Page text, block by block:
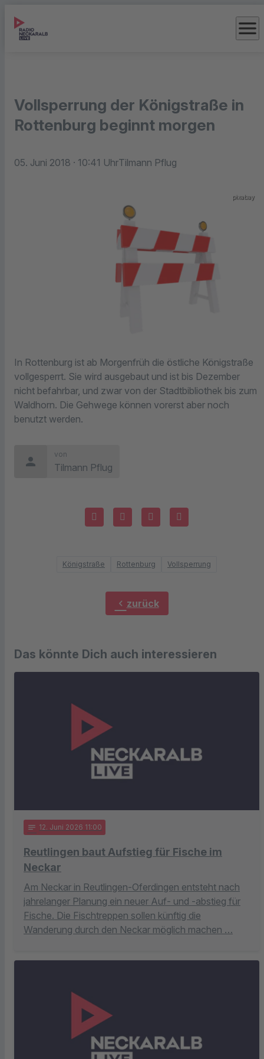
menu
Vollsperrung der Königstraße in
Rottenburg beginnt morgen
05. Juni 2018 · 10:41 UhrTilmann Pflug
pixabay
In Rottenburg ist ab Morgenfrüh die östliche Königstraße
vollgesperrt. Sie wird ausgebaut und ist bis Dezember
nicht befahrbar, und zwar von der Stadtbibliothek bis zum
Waldhorn. Die Gehwege können vorerst aber noch
benutzt werden.
person
von
Tilmann Pflug
Königstraße Rottenburg Vollsperrung
chevron_left zurück
Das könnte Dich auch interessieren
notes 12. Juni 2026 11:00
Reutlingen baut Aufstieg für Fische im
Neckar
Am Neckar in Reutlingen-Oferdingen entsteht nach
jahrelanger Planung ein neuer Auf- und -abstieg für
Fische. Die Fischtreppen sollen künftig die
Wanderung durch den Neckar möglich machen …